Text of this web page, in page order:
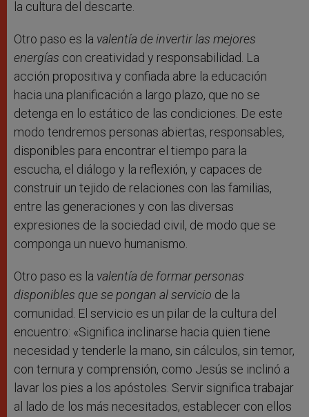
la cultura del descarte.
Otro paso es la valentía de invertir las mejores
energías con creatividad y responsabilidad. La
acción propositiva y confiada abre la educación
hacia una planificación a largo plazo, que no se
detenga en lo estático de las condiciones. De este
modo tendremos personas abiertas, responsables,
disponibles para encontrar el tiempo para la
escucha, el diálogo y la reflexión, y capaces de
construir un tejido de relaciones con las familias,
entre las generaciones y con las diversas
expresiones de la sociedad civil, de modo que se
componga un nuevo humanismo.
Otro paso es la valentía de formar personas
disponibles que se pongan al servicio de la
comunidad. El servicio es un pilar de la cultura del
encuentro: «Significa inclinarse hacia quien tiene
necesidad y tenderle la mano, sin cálculos, sin temor,
con ternura y comprensión, como Jesús se inclinó a
lavar los pies a los apóstoles. Servir significa trabajar
al lado de los más necesitados, establecer con ellos